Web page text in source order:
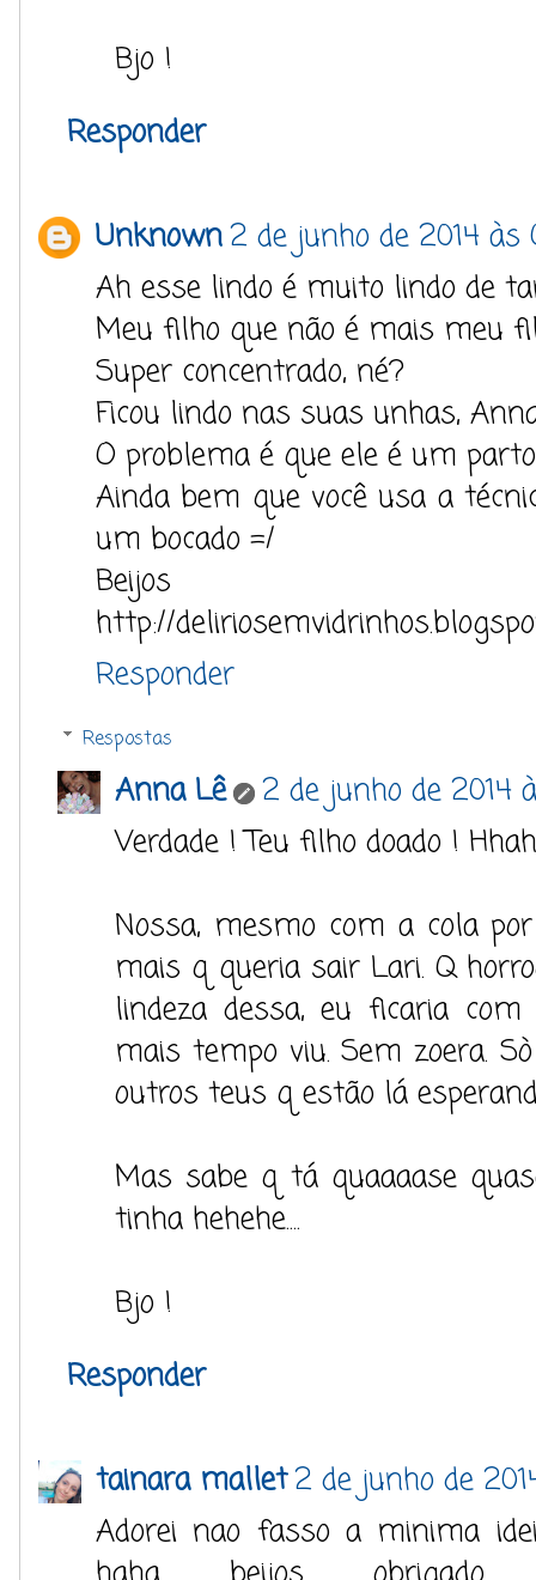
Bjo !
Responder
Unknown2 de junho de 2014 às
Ah esse lindo é muito lindo de
Meu filho que não é mais meu
Super concentrado, né?
Ficou lindo nas suas unhas,
O problema é que ele é um
Ainda bem que você usa a
um bocado =/
Beijos
http://
Responder
Respostas
Anna Lê
2 de junho de 2014
Verdade ! Teu filho doado !
Nossa, mesmo com a cola
mais q queria sair Lari. Q
lindeza dessa, eu ficaria
mais tempo viu. Sem zoera.
outros teus q estão lá
Mas sabe q tá quaaaase
tinha hehehe....
Bjo !
Responder
tainara mallet2 de junho de
Adorei nao fasso a minima